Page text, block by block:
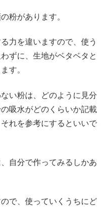
粉があります。
力を違いますので、使う
ずに、生地がベタベタと
す。
い粉は、どのように見分
吸水がどのくらいか記載
れを参考にするといいで
自分で作ってみるしかあ
で、使っていくうちにど